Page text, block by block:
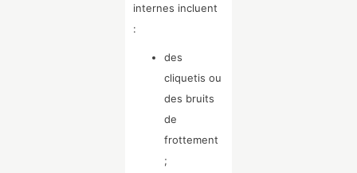
internes incluent
:
des
cliquetis ou
des bruits
de
frottement
;